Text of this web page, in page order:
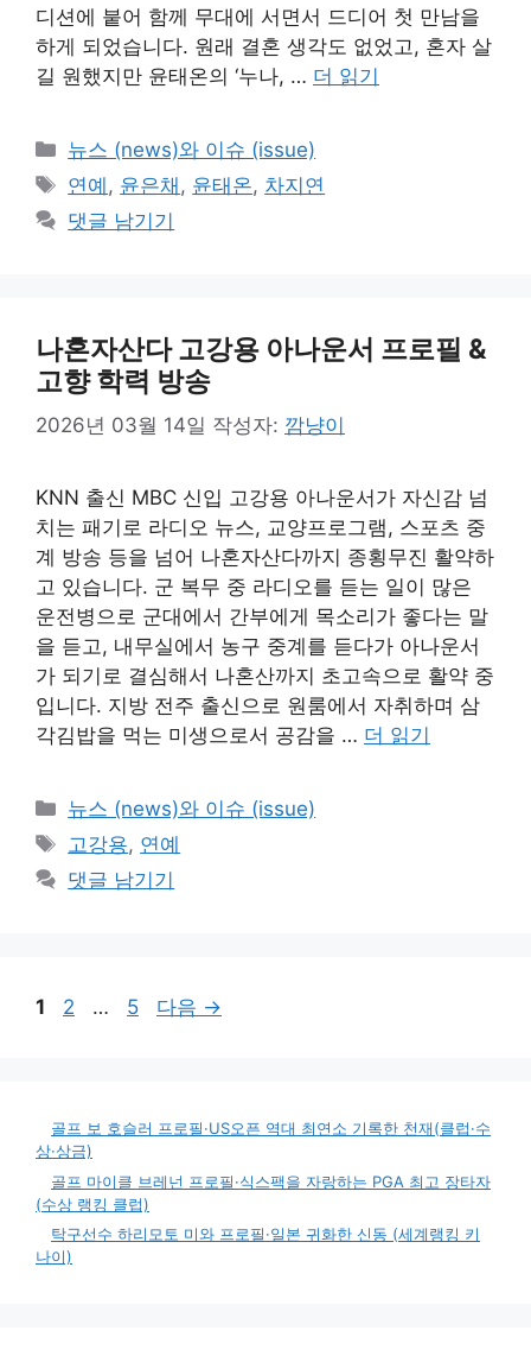
디션에 붙어 함께 무대에 서면서 드디어 첫 만남을
하게 되었습니다. 원래 결혼 생각도 없었고, 혼자 살
길 원했지만 윤태온의 ‘누나, … 더 읽기
카
테
리
뉴스 (news)와 이슈 (issue)
태
그
연예 , 윤은채 , 윤태온, 차지연
댓글 남기기
나혼자산다 고강용 아나운서 프로필 &
고향 학력 방송
2026년 03월 14일 작성자: 깜냥이
KNN 출신 MBC 신입 고강용 아나운서가 자신감 넘
치는 패기로 라디오 뉴스, 교양프로그램, 스포츠 중
계 방송 등을 넘어 나혼자산다까지 종횡무진 활약하
고 있습니다. 군 복무 중 라디오를 듣는 일이 많은
운전병으로 군대에서 간부에게 목소리가 좋다는 말
을 듣고, 내무실에서 농구 중계를 듣다가 아나운서
가 되기로 결심해서 나혼산까지 초고속으로 활약 중
입니다. 지방 전주 출신으로 원룸에서 자취하며 삼
각김밥을 먹는 미생으로서 공감을 … 더 읽기
카
테
리
뉴스 (news)와 이슈 (issue)
태
그
고강용, 연예
댓글 남기기
페
1
페
2 …
페
5 다음 →
골프 보 호슬러 프로필·US오픈 역대 최연소 기록한 천재(클럽·수
상·상금)
골프 마이클 브레넌 프로필·식스팩을 자랑하는 PGA 최고 장타자
(수상 랭킹 클럽)
탁구선수 하리모토 미와 프로필·일본 귀화한 신동 (세계랭킹 키
나이)